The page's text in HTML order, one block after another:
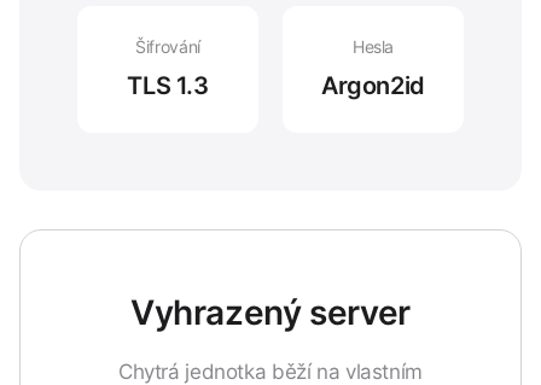
Šifrování
TLS 1.3
Hesla
Argon2id
Vyhrazený server
Chytrá jednotka běží na vlastním